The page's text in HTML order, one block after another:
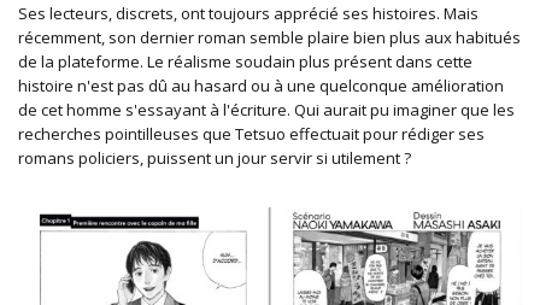
Ses lecteurs, discrets, ont toujours apprécié ses histoires. Mais
récemment, son dernier roman semble plaire bien plus aux habitués
de la plateforme. Le réalisme soudain plus présent dans cette
histoire n'est pas dû au hasard ou à une quelconque amélioration
de cet homme s'essayant à l'écriture. Qui aurait pu imaginer que les
recherches pointilleuses que Tetsuo effectuait pour rédiger ses
romans policiers, puissent un jour servir si utilement ?